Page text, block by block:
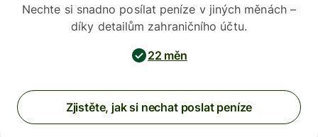
Nechte si snadno posílat peníze v jiných měnách –
díky detailům zahraničního účtu.
22 měn
Zjistěte, jak si nechat poslat peníze